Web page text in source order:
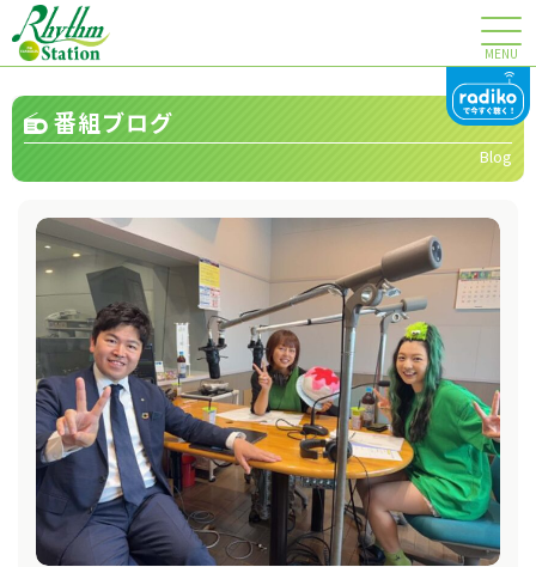
MENU
番組ブログ
Blog